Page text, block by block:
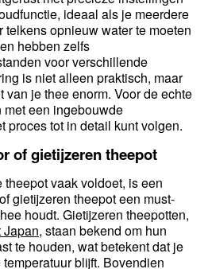
ideaal als je meerdere
telkens opnieuw water te moeten
hebben zelfs
voor verschillende
is niet alleen praktisch, maar
je thee enorm. Voor de echte
een ingebouwde
proces tot in detail kunt volgen.
of gietijzeren theepot
vaak voldoet, is een
gietijzeren theepot een must-
houdt. Gietijzeren theepotten,
Japan, staan bekend om hun
te houden, wat betekent dat je
blijft. Bovendien